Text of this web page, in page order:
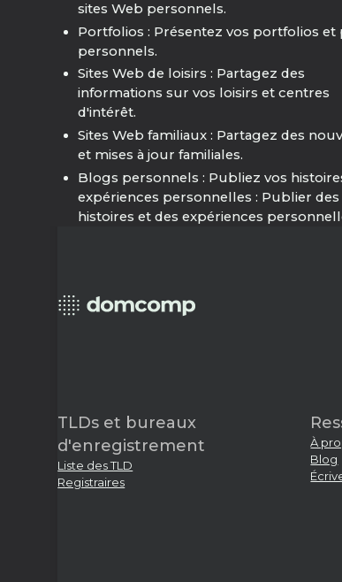
sites Web personnels.
Portfolios : Présentez vos portfolios et
personnels.
Sites Web de loisirs : Partagez des
informations sur vos loisirs et centres
d'intérêt.
Sites Web familiaux : Partagez des
et mises à jour familiales.
Blogs personnels : Publiez vos
expériences personnelles : Publier des
histoires et des expériences
TLDs et bureaux
d'enregistrement
Liste des TLD
Registraires
À
Blog